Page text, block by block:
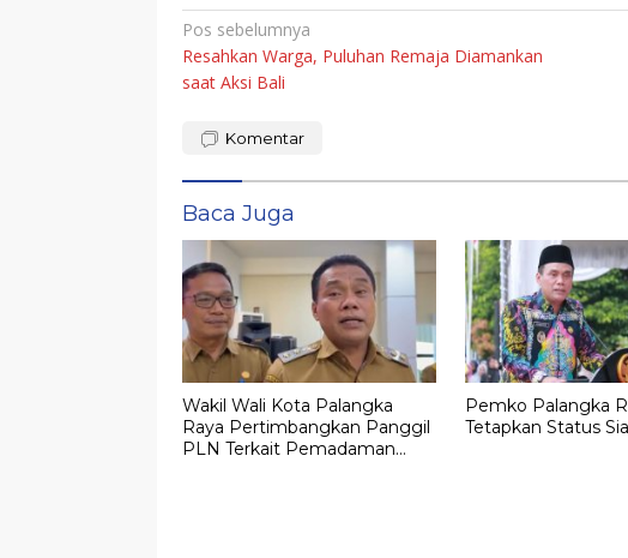
Navigasi
pos
Pos sebelumnya
Resahkan Warga, Puluhan Remaja Diamankan
saat Aksi Bali
Komentar
Baca Juga
Wakil Wali Kota Palangka
Raya Pertimbangkan Panggil
PLN Terkait Pemadaman
Pemko Palangka
Tetapkan Status